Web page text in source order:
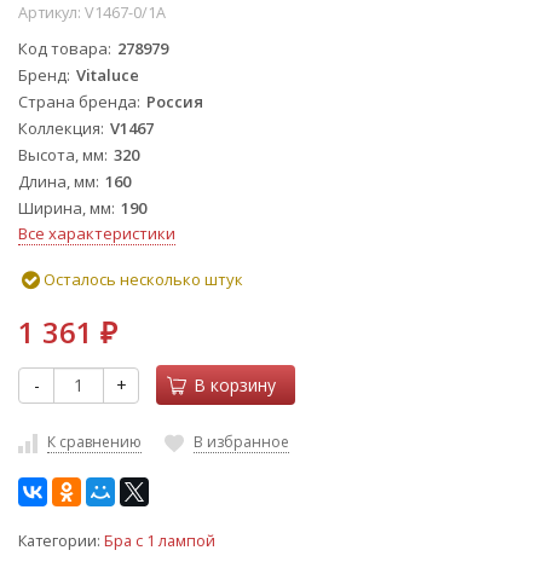
Артикул: V1467-0/1A
Код товара 278979
Бренд Vitaluce
Страна бренда Россия
Коллекция V1467
Высота, мм 320
Длина, мм 160
Ширина, мм 190
Все характеристики
Осталось несколько штук
1 361 ₽
- + В корзину
К сравнению В избранное
Категории: Бра с 1 лампой